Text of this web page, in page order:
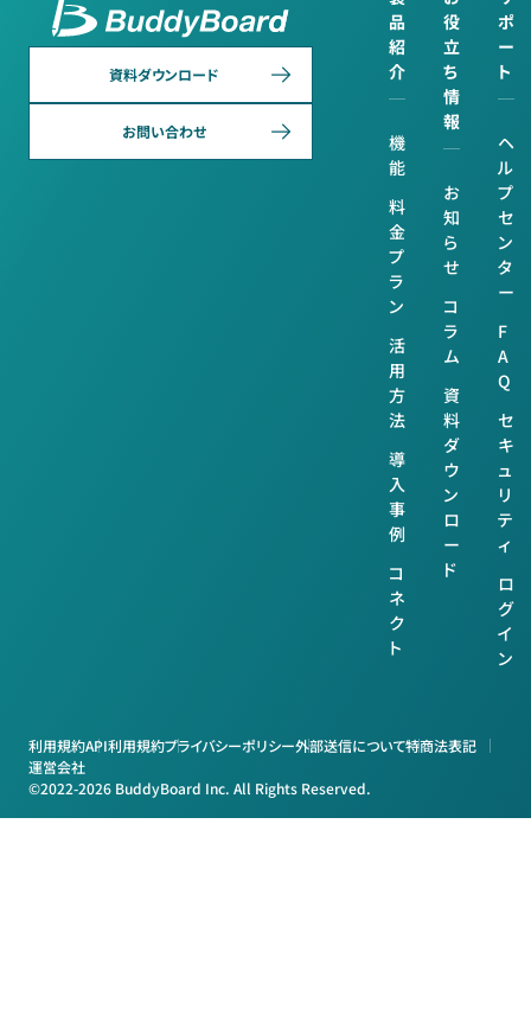
資料ダウンロード
お問い合わせ
品
紹
介
機
能
料
金
プ
ラ
ン
活
用
方
法
導
入
事
例
コ
ネ
ク
ト
役
立
ち
情
報
お
知
ら
せ
コ
ラ
ム
資
料
ダ
ウ
ン
ロ
ー
ド
ポ
ー
ト
ヘ
ル
プ
セ
ン
タ
ー
F
A
Q
セ
キ
ュ
リ
テ
ィ
ロ
グ
イ
ン
利用規約API利用規約プライバシーポリシー外部送信について特商法表記
運営会社
©2022-2026 BuddyBoard Inc. All Rights Reserved.